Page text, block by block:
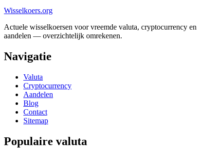
Wisselkoers.org
Actuele wisselkoersen voor vreemde valuta, cryptocurrency en
aandelen — overzichtelijk omrekenen.
Navigatie
Valuta
Cryptocurrency
Aandelen
Blog
Contact
Sitemap
Populaire valuta